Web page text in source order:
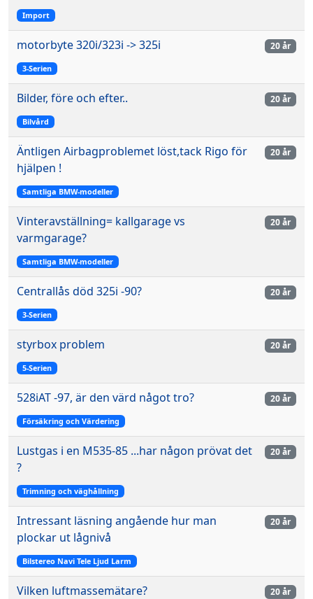
Import
motorbyte 320i/323i -> 325i
3-Serien
20 år
Bilder, före och efter..
Bilvård
20 år
Äntligen Airbagproblemet löst,tack Rigo för
hjälpen !
Samtliga BMW-modeller
20 år
Vinteravställning= kallgarage vs
varmgarage?
Samtliga BMW-modeller
20 år
Centrallås död 325i -90?
3-Serien
20 år
styrbox problem
5-Serien
20 år
528iAT -97, är den värd något tro?
Försäkring och Värdering
20 år
Lustgas i en M535-85 ...har någon prövat det
?
Trimning och väghållning
20 år
Intressant läsning angående hur man
plockar ut lågnivå
Bilstereo Navi Tele Ljud Larm
20 år
Vilken luftmassemätare? 20 år